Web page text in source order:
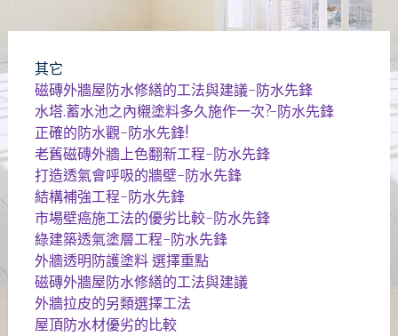
其它
磁磚外牆屋防水修繕的工法與建議-防水先鋒
水塔.蓄水池之內櫬塗料多久施作一次?-防水先鋒
正確的防水觀-防水先鋒!
老舊磁磚外牆上色翻新工程-防水先鋒
打造透氣會呼吸的牆壁-防水先鋒
結構補強工程-防水先鋒
市場壁癌施工法的優劣比較-防水先鋒
綠建築透氣塗層工程-防水先鋒
外牆透明防護塗料 選擇重點
磁磚外牆屋防水修繕的工法與建議
外牆拉皮的另類選擇工法
屋頂防水材優劣的比較